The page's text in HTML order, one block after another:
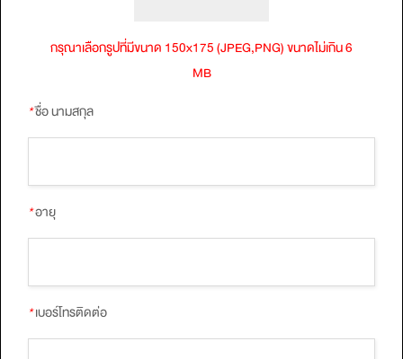
กรุณาเลือกรูปที่มีขนาด 150x175 (JPEG,PNG) ขนาดไม่เกิน 6
MB
*ชื่อ นามสกุล
*อายุ
*เบอร์โทรติดต่อ